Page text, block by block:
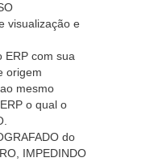
visualização e
ERP com sua
origem
mesmo
o qual o
do
IMPEDINDO